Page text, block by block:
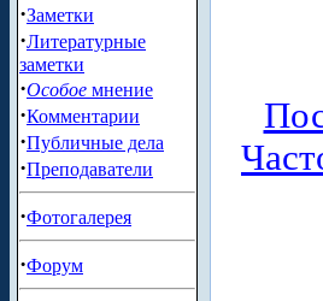
·Заметки
·Литературные
заметки
·Особое мнение
·Комментарии
·Публичные дела
·Преподаватели
·Фотогалерея
·Форум